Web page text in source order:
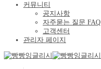
커뮤니티
공지사항
자주묻는 질문 FAQ
고객센터
관리자 페이지